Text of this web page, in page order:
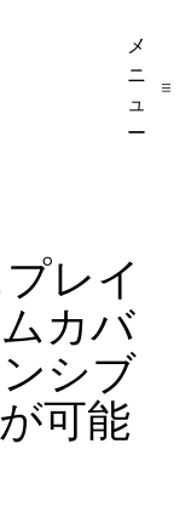
メ
ニ
ュ
ー
レイ
カバ
シブ
可能